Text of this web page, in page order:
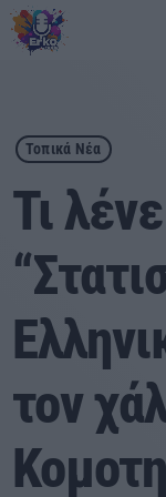
play_arrow ΕΡΚΟ
Αρχική
Εκπομπές
Τοπικά Νέα
Αθλητικά
Τοπικά Νέα
Τι
τον